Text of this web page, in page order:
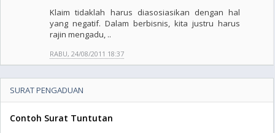
Klaim tidaklah harus diasosiasikan dengan hal
yang negatif. Dalam berbisnis, kita justru harus
rajin mengadu, ..
RABU, 24/08/2011 18:37
SURAT PENGADUAN
Contoh Surat Tuntutan